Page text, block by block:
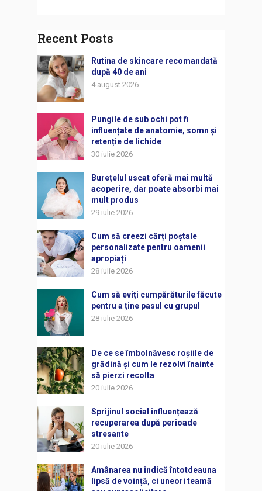
Recent Posts
Rutina de skincare recomandată
după 40 de ani
4 august 2026
Pungile de sub ochi pot fi
influențate de anatomie, somn și
retenție de lichide
30 iulie 2026
Burețelul uscat oferă mai multă
acoperire, dar poate absorbi mai
mult produs
29 iulie 2026
Cum să creezi cărți poștale
personalizate pentru oamenii
apropiați
28 iulie 2026
Cum să eviți cumpărăturile făcute
pentru a ține pasul cu grupul
28 iulie 2026
De ce se îmbolnăvesc roșiile de
grădină și cum le rezolvi înainte
să pierzi recolta
20 iulie 2026
Sprijinul social influențează
recuperarea după perioade
stresante
20 iulie 2026
Amânarea nu indică întotdeauna
lipsă de voință, ci uneori teamă